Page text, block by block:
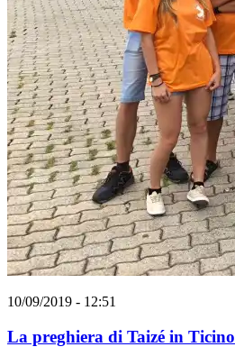
10/09/2019 - 12:51
La preghiera di Taizé in Ticino